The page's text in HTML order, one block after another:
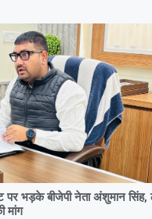
पर भड़के बीजेपी नेता अंशुमान सिंह,
मांग